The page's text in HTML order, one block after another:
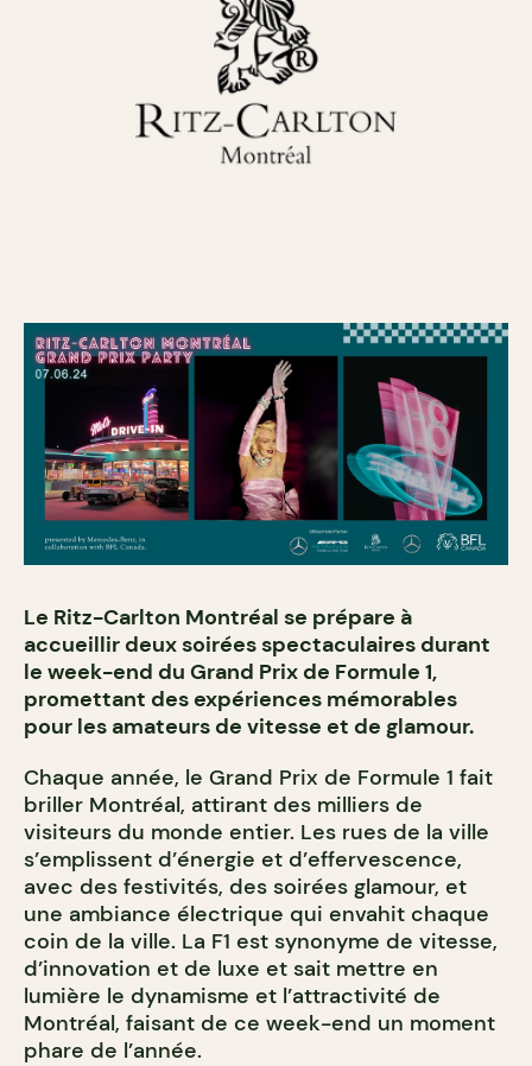
Le Ritz-Carlton Montréal se prépare à
accueillir deux soirées spectaculaires durant
le week-end du Grand Prix de Formule 1,
promettant des expériences mémorables
pour les amateurs de vitesse et de glamour.
Chaque année, le Grand Prix de Formule 1 fait
briller Montréal, attirant des milliers de
visiteurs du monde entier. Les rues de la ville
s’emplissent d’énergie et d’effervescence,
avec des festivités, des soirées glamour, et
une ambiance électrique qui envahit chaque
coin de la ville. La F1 est synonyme de vitesse,
d’innovation et de luxe et sait mettre en
lumière le dynamisme et l’attractivité de
Montréal, faisant de ce week-end un moment
phare de l’année.